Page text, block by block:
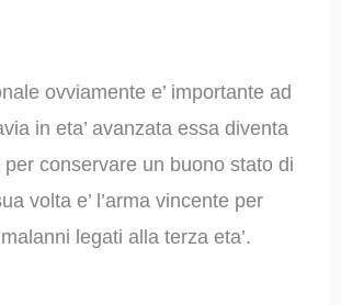
ovviamente e’ importante ad
in eta’ avanzata essa diventa
conservare un buono stato di
volta e’ l’arma vincente per
legati alla terza eta’.